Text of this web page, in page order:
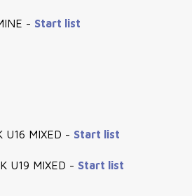
- Start list
U16 MIXED - Start list
U19 MIXED - Start list